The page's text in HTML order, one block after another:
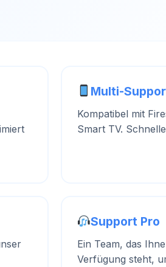
Multi-
Kompatibel mit
Smart TV.
Support Pro
Ein Team, das
Verfügung steht,